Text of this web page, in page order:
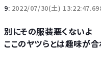
9: 2022/07/30(土)
別にその服装悪くないよ
ここのヤツらとは趣味が